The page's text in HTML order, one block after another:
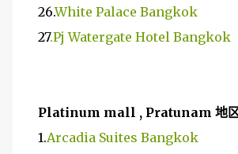
26.White Palace Bangkok
27.Pj Watergate Hotel Bangkok
Platinum mall , Pratunam 地
1.Arcadia Suites Bangkok